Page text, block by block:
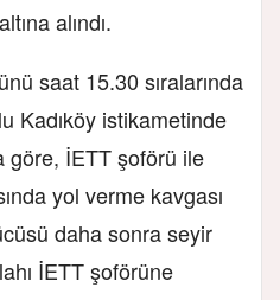
alındı.
saat 15.30 sıralarında
Kadıköy istikametinde
göre, İETT şoförü ile
yol verme kavgası
daha sonra seyir
İETT şoförüne